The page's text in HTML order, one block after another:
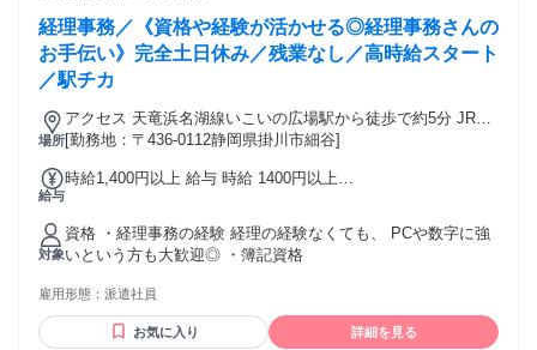
経理事務／《資格や経験が活かせる◎経理事務さんの
お手伝い》完全土日休み／残業なし／高時給スタート
／駅チカ
場所
アクセス 天竜浜名湖線いこいの広場駅から徒歩で約5分 JR東
海道本線(熱海～浜松) 愛野駅から車で約11分 JR東海道本線(熱
2分/舗装あり) ※いこいの広場の近く
[勤務地：〒436-0112静岡県掛川市細谷]
給与
時給1,400円以上 給与 時給 1400円以上
道2km以上の方は、 交通費全額支給いたします(※規定あり)
●｢日払い｣｢週払い｣OK(※規定あり) お気軽にご相談ください♪
交通費：通勤交通費全額支給
対象
資格 ・経理事務の経験 経理の経験なくても、 PCや数字に強
いという方も大歓迎◎ ・簿記資格
雇用形態： 派遣社員
お気に入り 詳細を見る